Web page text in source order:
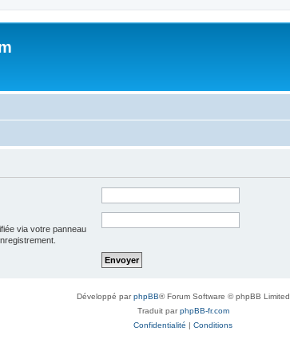
via votre panneau
Développé parphpBB® Forum Software © phpBB Limited
Traduit parphpBB-fr.com
Confidentialité | Conditions